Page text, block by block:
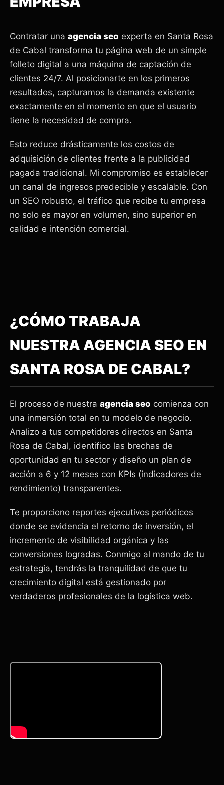
Contratar una agencia seo experta en Santa Rosa
de Cabal transforma tu página web de un simple
folleto digital a una máquina de captación de
clientes 24/7. Al posicionarte en los primeros
resultados, capturamos la demanda existente
exactamente en el momento en que el usuario
tiene la necesidad de compra.
Esto reduce drásticamente los costos de
adquisición de clientes frente a la publicidad
pagada tradicional. Mi compromiso es establecer
un canal de ingresos predecible y escalable. Con
un SEO robusto, el tráfico que recibe tu empresa
no solo es mayor en volumen, sino superior en
calidad e intención comercial.
¿CÓMO TRABAJA
NUESTRA AGENCIA SEO EN
SANTA ROSA DE CABAL?
El proceso de nuestra agencia seo comienza con
una inmersión total en tu modelo de negocio.
Analizo a tus competidores directos en Santa
Rosa de Cabal, identifico las brechas de
oportunidad en tu sector y diseño un plan de
acción a 6 y 12 meses con KPIs (indicadores de
rendimiento) transparentes.
Te proporciono reportes ejecutivos periódicos
donde se evidencia el retorno de inversión, el
incremento de visibilidad orgánica y las
conversiones logradas. Conmigo al mando de tu
estrategia, tendrás la tranquilidad de que tu
crecimiento digital está gestionado por
verdaderos profesionales de la logística web.